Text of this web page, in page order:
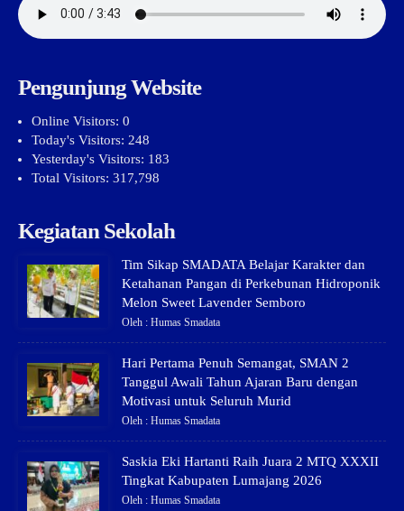
Pengunjung Website
Online Visitors: 0
Today's Visitors: 248
Yesterday's Visitors: 183
Total Visitors: 317,798
Kegiatan Sekolah
Tim Sikap SMADATA Belajar Karakter dan
Ketahanan Pangan di Perkebunan Hidroponik
Melon Sweet Lavender Semboro
Oleh : Humas Smadata
Hari Pertama Penuh Semangat, SMAN 2
Tanggul Awali Tahun Ajaran Baru dengan
Motivasi untuk Seluruh Murid
Oleh : Humas Smadata
Saskia Eki Hartanti Raih Juara 2 MTQ XXXII
Tingkat Kabupaten Lumajang 2026
Oleh : Humas Smadata